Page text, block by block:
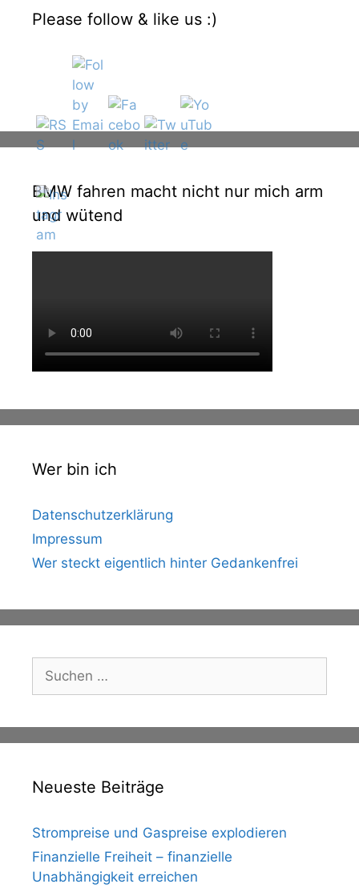
Please follow & like us :)
BMW fahren macht nicht nur mich arm
und wütend
Wer bin ich
Datenschutzerklärung
Impressum
Wer steckt eigentlich hinter Gedankenfrei
Suche
nach:
Neueste Beiträge
Strompreise und Gaspreise explodieren
Finanzielle Freiheit – finanzielle
Unabhängigkeit erreichen